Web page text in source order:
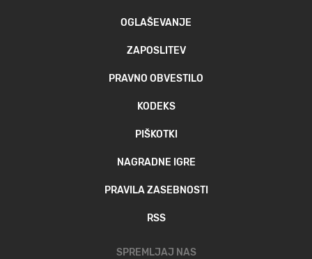
OGLAŠEVANJE
ZAPOSLITEV
PRAVNO OBVESTILO
KODEKS
PIŠKOTKI
NAGRADNE IGRE
PRAVILA ZASEBNOSTI
RSS
SPREMLJAJ NAS